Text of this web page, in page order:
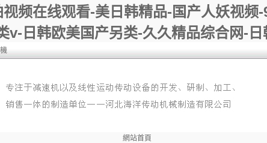
频在线观看-美日韩精品-国产人妖视
v-日韩欧美国产另类-久久精品综合网-
網站首頁